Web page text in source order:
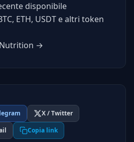
disponibile
ETH, USDT e altri token
Nutrition →
X / Twitter
Copia link